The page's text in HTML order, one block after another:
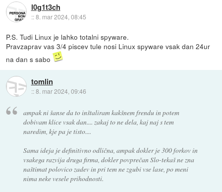
l0g1t3ch
::8. mar 2024, 08:45
P.S. Tudi Linux je lahko totalni spyware.
Pravzaprav vas 3/4 piscev tule nosi Linux spyware vsak dan 24ur
na dan s sabo
tomlin
::8. mar 2024, 09:46
ampak ni šanse da to inštaliram kakšnem frendu in potem
dobivam klice vsak dan.... zakaj to ne dela, kaj naj s tem
naredim, kje pa je tisto....
Sama ideja je definitivno odlična, ampak dokler je 300 forkov in
vsakega razvija druga firma, dokler povprečan Slo-tekaš ne zna
naštimat polovico zadev in pri tem ne zgubi vse lase, po meni
nima neke vesele prihodnosti.